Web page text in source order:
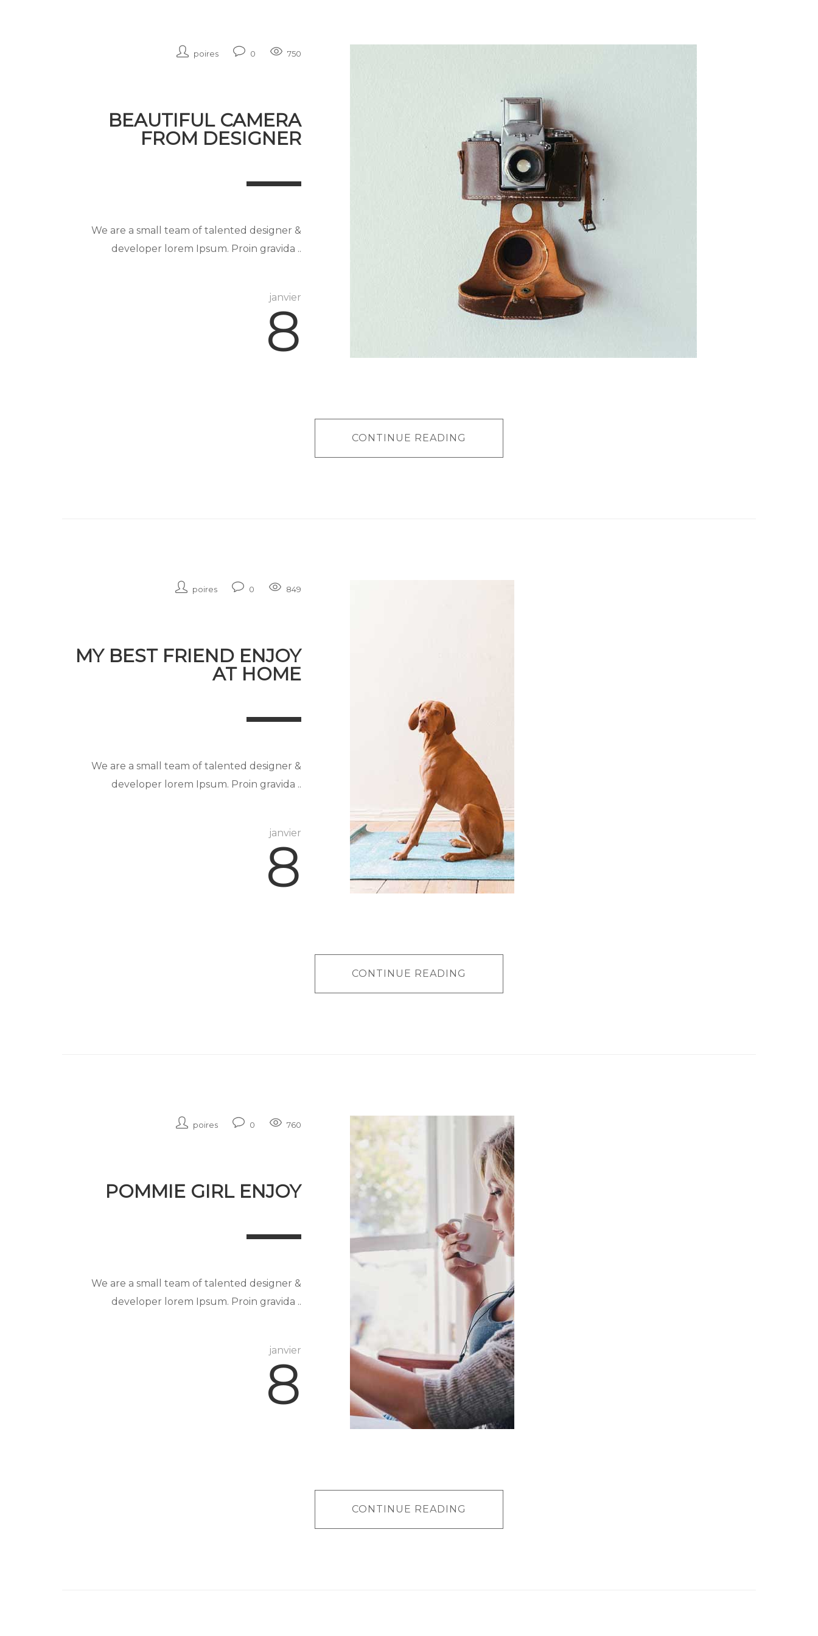
poires 0 750
BEAUTIFUL CAMERA
FROM DESIGNER
We are a small team of talented designer &
developer lorem Ipsum. Proin gravida ..
janvier
8
CONTINUE READING
poires 0 849
MY BEST FRIEND ENJOY
AT HOME
We are a small team of talented designer &
developer lorem Ipsum. Proin gravida ..
janvier
8
CONTINUE READING
poires 0 760
POMMIE GIRL ENJOY
We are a small team of talented designer &
developer lorem Ipsum. Proin gravida ..
janvier
8
CONTINUE READING